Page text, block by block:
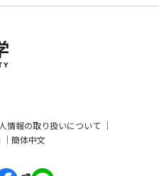
情報の取り扱いについて
簡体中文